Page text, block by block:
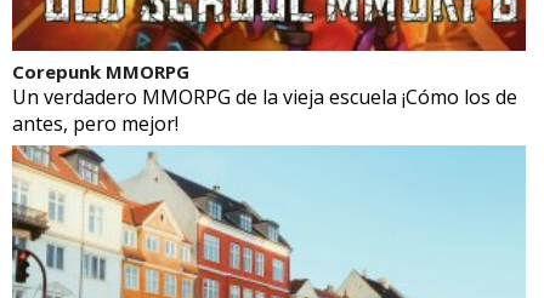
Corepunk MMORPG
Un verdadero MMORPG de la vieja escuela ¡Cómo los de
antes, pero mejor!